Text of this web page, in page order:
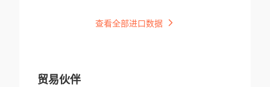
查看全部进口数据
贸易伙伴